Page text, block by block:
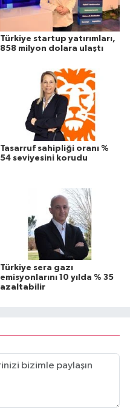
Türkiye startup yatırımları,
858 milyon dolara ulaştı
Tasarruf sahipliği oranı %
54 seviyesini korudu
Türkiye sera gazı
emisyonlarını 10 yılda % 35
azaltabilir